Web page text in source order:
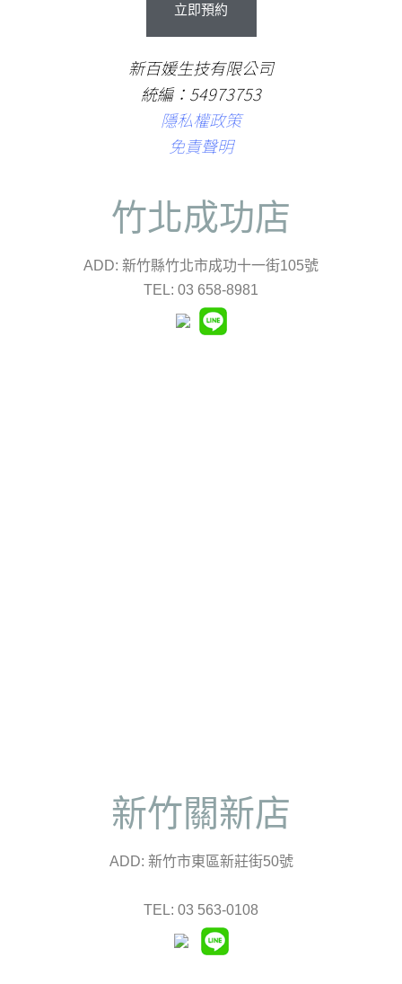
立即預約
新百媛生技有限公司
統編：54973753
隱私權政策
免責聲明
竹北成功店
ADD: 新竹縣竹北市成功十一街105號
TEL: 03 658-8981
新竹關新店
ADD: 新竹市東區新莊街50號
TEL: 03 563-0108